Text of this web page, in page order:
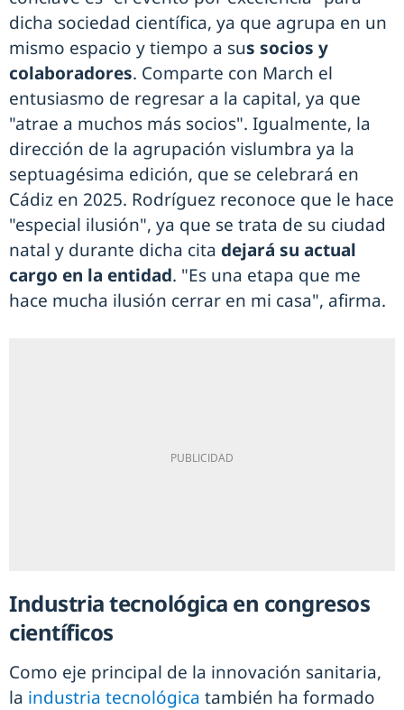
dicha sociedad científica, ya que agrupa en un
mismo espacio y tiempo a sus socios y
colaboradores. Comparte con March el
entusiasmo de regresar a la capital, ya que
"atrae a muchos más socios". Igualmente, la
dirección de la agrupación vislumbra ya la
septuagésima edición, que se celebrará en
Cádiz en 2025. Rodríguez reconoce que le hace
"especial ilusión", ya que se trata de su ciudad
natal y durante dicha cita dejará su actual
cargo en la entidad. "Es una etapa que me
hace mucha ilusión cerrar en mi casa", afirma.
Industria tecnológica en congresos
científicos
Como eje principal de la innovación sanitaria,
la industria tecnológica también ha formado